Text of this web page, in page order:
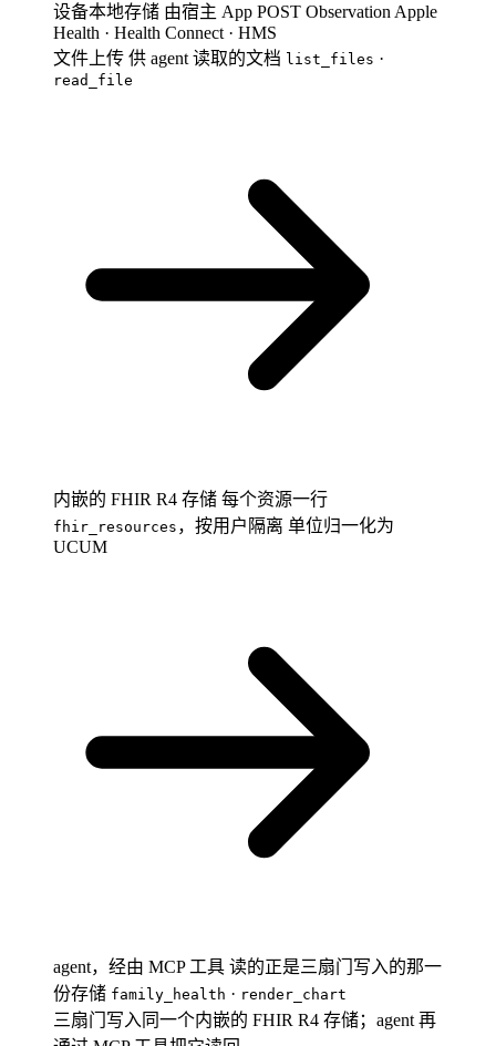
设备本地存储 由宿主 App POST Observation Apple
Health · Health Connect · HMS
文件上传 供 agent 读取的文档 list_files ·
read_file
内嵌的 FHIR R4 存储 每个资源一行
fhir_resources ，按用户隔离 单位归一化为
UCUM
agent，经由 MCP 工具 读的正是三扇门写入的那一
份存储 family_health · render_chart
三扇门写入同一个内嵌的 FHIR R4 存储；agent 再